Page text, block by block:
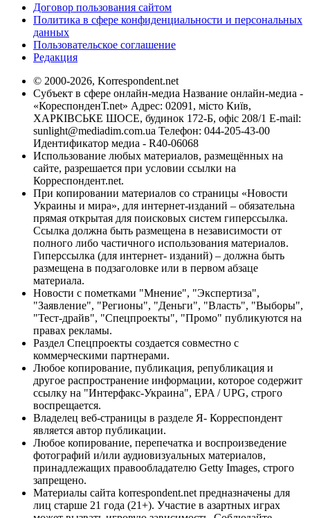
Договор пользования сайтом
Политика в сфере конфиденциальности и персональных
данных
Пользовательское соглашение
Редакция
© 2000-2026, Korrespondent.net
Субъект в сфере онлайн-медиа Название онлайн-медиа -
«КореспонденТ.net» Адрес: 02091, місто Київ,
ХАРКІВСЬКЕ ШОСЕ, будинок 172-Б, офіс 208/1 E-mail:
sunlight@mediadim.com.ua Телефон: 044-205-43-00
Идентификатор медиа - R40-06068
Использование любых материалов, размещённых на
сайте, разрешается при условии ссылки на
Корреспондент.net.
При копировании материалов со страницы «Новости
Украины и мира», для интернет-изданий – обязательна
прямая открытая для поисковых систем гиперссылка.
Ссылка должна быть размещена в независимости от
полного либо частичного использования материалов.
Гиперссылка (для интернет- изданий) – должна быть
размещена в подзаголовке или в первом абзаце
материала.
Новости с пометками "Мнение", "Экспертиза",
"Заявление", "Регионы", "Деньги", "Власть", "Выборы",
"Тест-драйв", "Спецпроекты", "Промо" публикуются на
правах рекламы.
Раздел Спецпроекты создается совместно с
коммерческими партнерами.
Любое копирование, публикация, републикация и
другое распространение информации, которое содержит
ссылку на "Интерфакс-Украина", EPA / UPG, строго
воспрещается.
Владелец веб-страницы в разделе Я- Корреспондент
является автор публикации.
Любое копирование, перепечатка и воспроизведение
фотографий и/или аудиовизуальных материалов,
принадлежащих правообладателю Getty Images, строго
запрещено.
Материалы сайта korrespondent.net предназначены для
лиц старше 21 года (21+). Участие в азартных играх